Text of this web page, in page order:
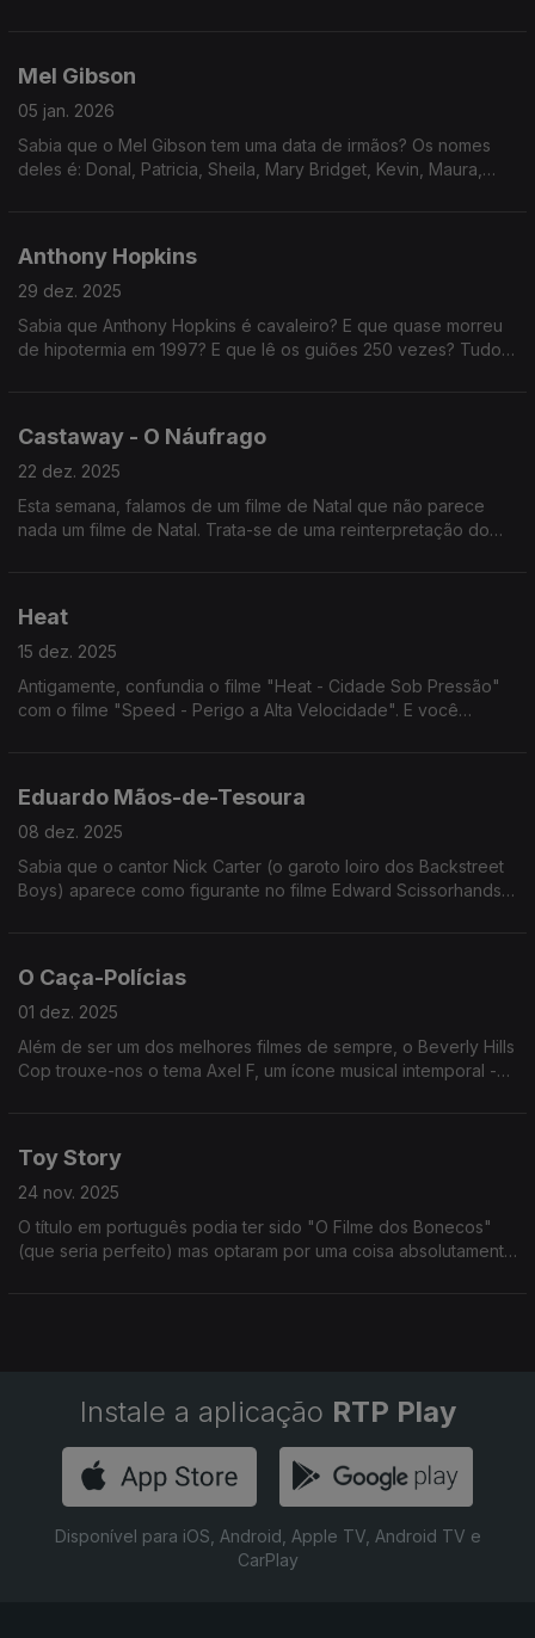
Mel Gibson
05 jan. 2026
Sabia que o Mel Gibson tem uma data de irmãos? Os nomes
deles é: Donal, Patricia, Sheila, Mary Bridget, Kevin, Maura,
Anthony Hopkins
29 dez. 2025
Sabia que Anthony Hopkins é cavaleiro? E que quase morreu
de hipotermia em 1997? E que lê os guiões 250 vezes? Tudo
Castaway - O Náufrago
22 dez. 2025
Esta semana, falamos de um filme de Natal que não parece
nada um filme de Natal. Trata-se de uma reinterpretação do
Heat
15 dez. 2025
Antigamente, confundia o filme "Heat - Cidade Sob Pressão"
com o filme "Speed - Perigo a Alta Velocidade". E você
Eduardo Mãos-de-Tesoura
08 dez. 2025
Sabia que o cantor Nick Carter (o garoto loiro dos Backstreet
Boys) aparece como figurante no filme Edward Scissorhands?
O Caça-Polícias
01 dez. 2025
Além de ser um dos melhores filmes de sempre, o Beverly Hills
Cop trouxe-nos o tema Axel F, um ícone musical intemporal -
Toy Story
24 nov. 2025
O título em português podia ter sido "O Filme dos Bonecos"
(que seria perfeito) mas optaram por uma coisa absolutamente
Instale a aplicação RTP Play
Disponível para iOS, Android, Apple TV, Android TV e
CarPlay